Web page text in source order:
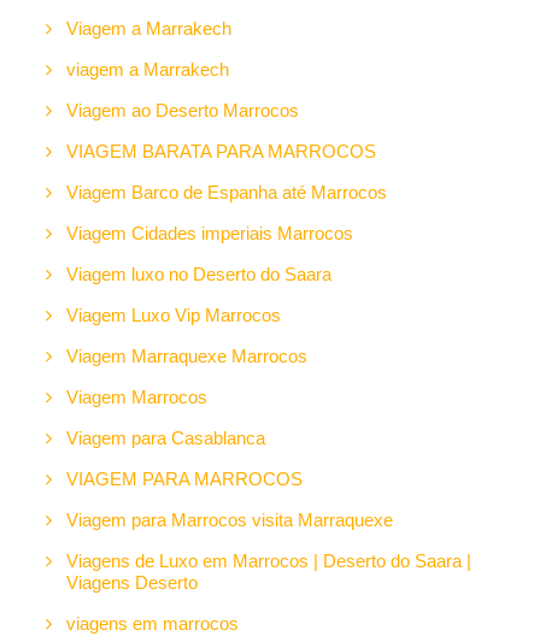
Viagem a Marrakech
viagem a Marrakech
Viagem ao Deserto Marrocos
VIAGEM BARATA PARA MARROCOS
Viagem Barco de Espanha até Marrocos
Viagem Cidades imperiais Marrocos
Viagem luxo no Deserto do Saara
Viagem Luxo Vip Marrocos
Viagem Marraquexe Marrocos
Viagem Marrocos
Viagem para Casablanca
VIAGEM PARA MARROCOS
Viagem para Marrocos visita Marraquexe
Viagens de Luxo em Marrocos | Deserto do Saara |
Viagens Deserto
viagens em marrocos